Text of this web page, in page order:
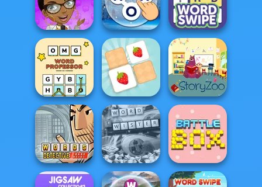
Paddington
Tile Connect: Pair
Matching
Crossword
Kingdom
Text Talk
Words of
Wonders
Word Swipe
OMG Word
Professor
Memory Match
Puzzle
StoryZoo Games